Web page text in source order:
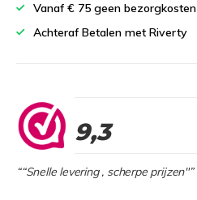
Vanaf € 75 geen bezorgkosten
Achteraf Betalen met Riverty
9,3
““Snelle levering , scherpe prijzen"”